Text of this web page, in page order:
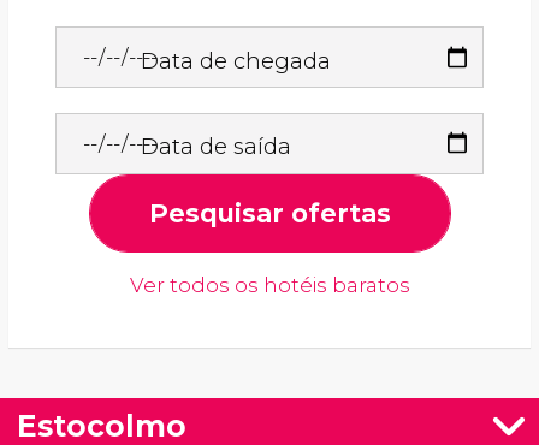
Data de chegada
Data de saída
Pesquisar ofertas
Ver todos os hotéis baratos
Estocolmo